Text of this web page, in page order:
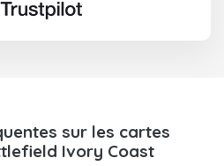
sur les cartes
Ivory Coast